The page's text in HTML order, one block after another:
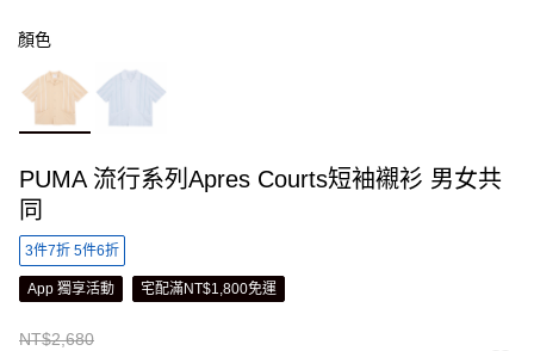
顏色
PUMA 流行系列Apres Courts短袖襯衫 男女共
同
3件7折 5件6折
App 獨享活動 宅配滿NT$1,800免運
NT$2,680